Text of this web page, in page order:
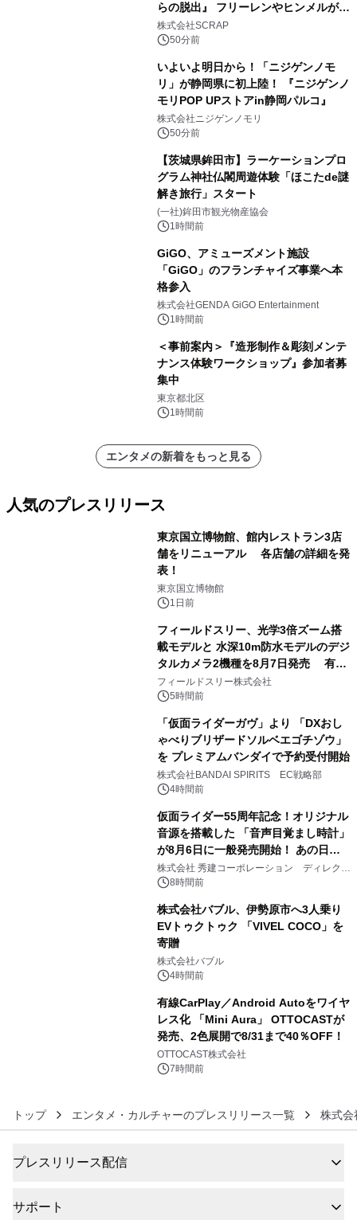
らの脱出』 フリーレンやヒンメルが武
器を手に魔族を見据える描き下ろしメ
インビジュアル公開
株式会社SCRAP
50分前
いよいよ明日から！「ニジゲンノモ
リ」が静岡県に初上陸！ 『ニジゲンノ
モリPOP UPストアin静岡パルコ』
株式会社ニジゲンノモリ
50分前
【茨城県鉾田市】ラーケーションプロ
グラム神社仏閣周遊体験「ほこたde謎
解き旅行」スタート
(一社)鉾田市観光物産協会
1時間前
GiGO、アミューズメント施設
「GiGO」のフランチャイズ事業へ本
格参入
株式会社GENDA GiGO Entertainment
1時間前
＜事前案内＞『造形制作＆彫刻メンテ
ナンス体験ワークショップ』参加者募
集中
東京都北区
1時間前
エンタメの新着をもっと見る
人気のプレスリリース
東京国立博物館、館内レストラン3店
舗をリニューアル 各店舗の詳細を発
表！
東京国立博物館
1日前
フィールドスリー、光学3倍ズーム搭
載モデルと 水深10m防水モデルのデジ
タルカメラ2機種を8月7日発売 有効
約1300万画素、用途別に選べるコンデ
ジ新登場
フィールドスリー株式会社
5時間前
「仮面ライダーガヴ」より 「DXおし
ゃべりブリザードソルベエゴチゾウ」
を プレミアムバンダイで予約受付開始
株式会社BANDAI SPIRITS EC戦略部
4時間前
仮面ライダー55周年記念！オリジナル
音源を搭載した 「音声目覚まし時計」
が8月6日に一般発売開始！ あの日の
大興奮が今甦る
株式会社 秀建コーポレーション ディレクト
アートギャラリー
8時間前
株式会社バブル、伊勢原市へ3人乗り
EVトゥクトゥク 「VIVEL COCO」を
寄贈
株式会社バブル
4時間前
有線CarPlay／Android Autoをワイヤ
レス化 「Mini Aura」 OTTOCASTが
発売、2色展開で8/31まで40％OFF！
OTTOCAST株式会社
7時間前
トップ エンタメ・カルチャーのプレスリリース一覧 株式会
プレスリリース配信
サポート